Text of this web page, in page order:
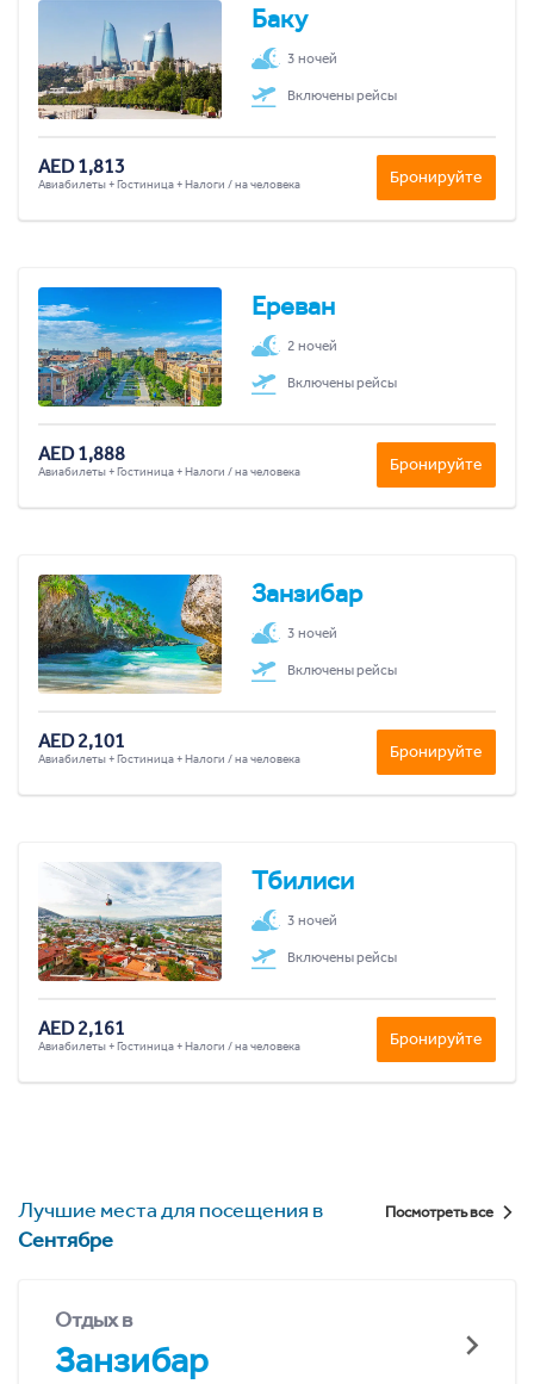
Баку
3 ночей
Включены рейсы
AED 1,813
Авиабилеты + Гостиница + Налоги / на человека Бронируйте
Ереван
2 ночей
Включены рейсы
AED 1,888
Авиабилеты + Гостиница + Налоги / на человека Бронируйте
Занзибар
3 ночей
Включены рейсы
AED 2,101
Авиабилеты + Гостиница + Налоги / на человека Бронируйте
Тбилиси
3 ночей
Включены рейсы
AED 2,161
Авиабилеты + Гостиница + Налоги / на человека Бронируйте
Лучшие места для посещения в
Сентябре
Посмотреть все
Отдых в
Занзибар